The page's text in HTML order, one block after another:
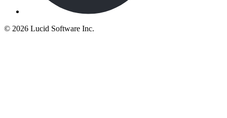
© 2026 Lucid Software Inc.